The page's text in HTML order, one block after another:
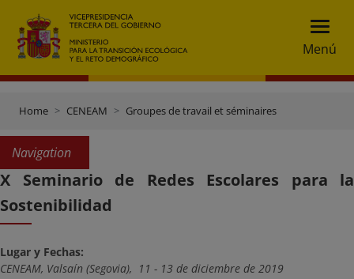
Menú
Home CENEAM Groupes de travail et séminaires
Navigation
X Seminario de Redes Escolares para la
Sostenibilidad
Lugar y Fechas:
CENEAM, Valsaín (Segovia), 11 - 13 de diciembre de 2019